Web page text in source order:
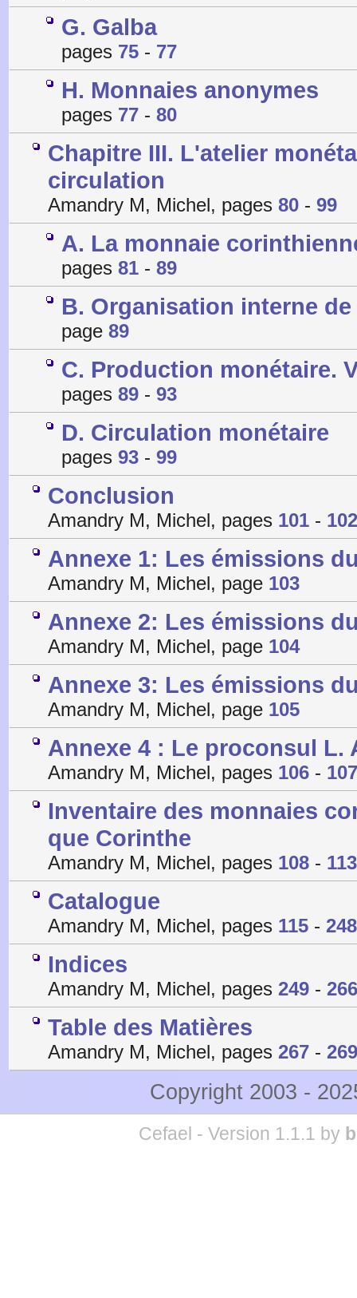
G. Galba
pages 75 - 77
H. Monnaies anonymes
pages 77 - 80
Chapitre III. L'atelier
circulation
Amandry M, Michel, pages 80 - 99
A. La monnaie
pages 81 - 89
B. Organisation interne
page 89
C. Production monétaire.
pages 89 - 93
D. Circulation monétaire
pages 93 - 99
Conclusion
Amandry M, Michel, pages 101 - 102
Annexe 1: Les émissions
Amandry M, Michel, page 103
Annexe 2: Les émissions
Amandry M, Michel, page 104
Annexe 3: Les émissions
Amandry M, Michel, page 105
Annexe 4 : Le proconsul
Amandry M, Michel, pages 106 - 107
Inventaire des monnaies
que Corinthe
Amandry M, Michel, pages 108 - 113
Catalogue
Amandry M, Michel, pages 115 - 248
Indices
Amandry M, Michel, pages 249 - 266
Table des Matières
Amandry M, Michel, pages 267 - 269
Copyright 2003 -
Cefael - Version 1.1.1 by